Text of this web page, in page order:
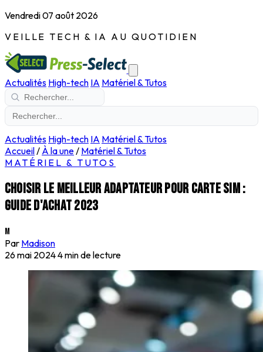
Vendredi 07 août 2026
VEILLE TECH & IA AU QUOTIDIEN
Actualités High-tech IA Matériel & Tutos
Actualités High-tech IA Matériel & Tutos
Accueil/ À la une/ Matériel & Tutos
MATÉRIEL & TUTOS
Choisir le meilleur adaptateur pour carte SIM :
guide d'achat 2023
M
Par Madison
26 mai 20244 min de lecture